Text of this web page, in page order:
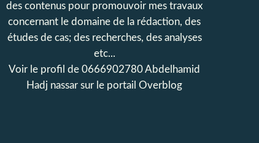
des contenus pour promouvoir mes travaux
concernant le domaine de la rédaction, des
études de cas; des recherches, des analyses
etc...
Voir le profil de 0666902780 Abdelhamid
Hadj nassar sur le portail Overblog